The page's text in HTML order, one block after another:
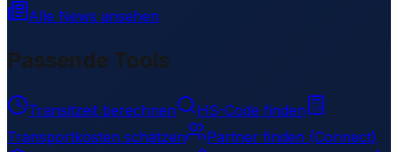
Alle News ansehen
Passende Tools
Transitzeit berechnen
HS-Code finden
Transportkosten schätzen
Partner finden (Connect)